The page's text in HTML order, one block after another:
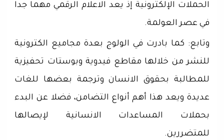
الحملات الإلكترونية إذ يعد الاعلام الرقمي مهما جدا
في عصر العولمة.
وتابع: كما بادرت في الولوج بعدة مجاميع الكترونية
للنشر من خلالها مقاطع فيدوية وبوستات تحفيزية
للمطالبة بحقوق الانسان وترجمة بعضها للغات
عديدة ويعد هذا أهم أنواع التضامن، فضلا عن البدء
بحملات المساعدات الانسانية لإيصالها
للمتضررين.